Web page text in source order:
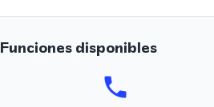
Funciones disponibles